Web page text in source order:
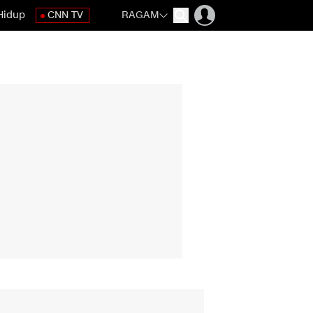
CNN TV RAGAM